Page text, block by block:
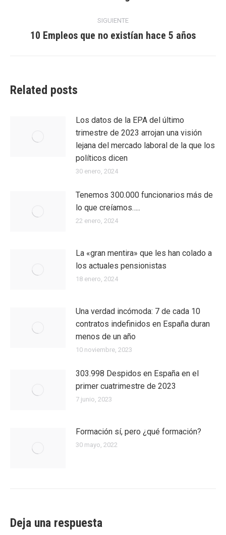
SIGUIENTE
Entrada
10 Empleos que no existían hace 5 años
Related posts
Los datos de la EPA del último
trimestre de 2023 arrojan una visión
lejana del mercado laboral de la que los
políticos dicen
30 enero, 2024
Tenemos 300.000 funcionarios más de
lo que creíamos…..
22 enero, 2024
La «gran mentira» que les han colado a
los actuales pensionistas
18 enero, 2024
Una verdad incómoda: 7 de cada 10
contratos indefinidos en España duran
menos de un año
10 noviembre, 2023
303.998 Despidos en España en el
primer cuatrimestre de 2023
7 junio, 2023
Formación sí, pero ¿qué formación?
30 mayo, 2022
Deja una respuesta